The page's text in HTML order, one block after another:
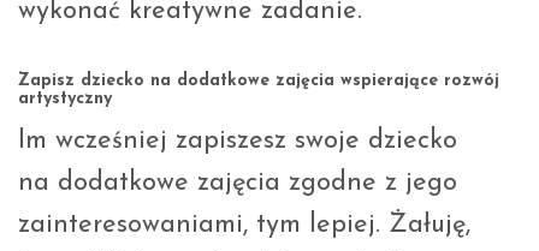
wykonać kreatywne zadanie.
Zapisz dziecko na dodatkowe zajęcia wspierające rozwój
artystyczny
Im wcześniej zapiszesz swoje dziecko
na dodatkowe zajęcia zgodne z jego
zainteresowaniami, tym lepiej. Żałuję,